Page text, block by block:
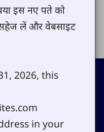
इस नए पते को
सहेज लें और वेबसाइट
2026, this
in your